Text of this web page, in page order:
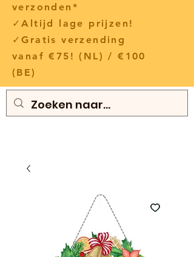
verzonden*
✓Altijd lage prijzen!
✓Gratis verzending
vanaf €75! (NL) / €100
(BE)